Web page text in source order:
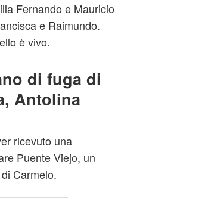
Fernando e Mauricio
e Raimundo.
è vivo.
di fuga di
Antolina
ricevuto una
Puente Viejo, un
Carmelo.